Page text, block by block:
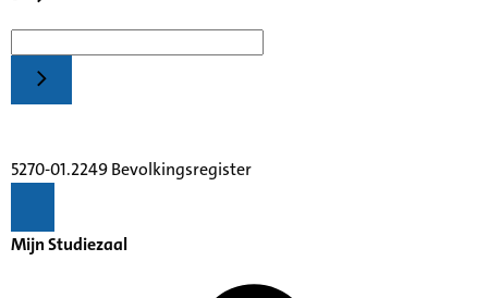
5270-01.2249 Bevolkingsregister
Mijn Studiezaal